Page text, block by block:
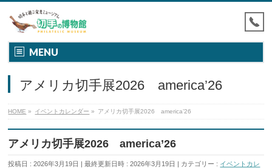
MENU
アメリカ切手展2026 america’26
HOME » イベントカレンダー » アメリカ切手展2026 america’26
アメリカ切手展2026 america’26
投稿日 : 2026年3月19日 最終更新日時 : 2026年3月19日 カテゴリー : イベントカレ